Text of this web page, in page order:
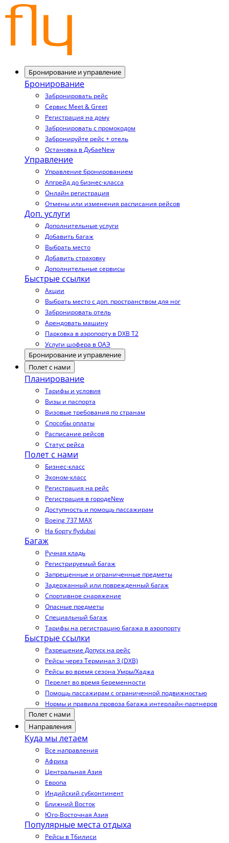
Бронирование и управление
Бронирование
Забронировать рейс
Сервис Meet & Greet
Регистрация на дому
Забронировать с промокодом
Забронируйте рейс + отель
Остановка в ДубаеNew
Управление
Управление бронированием
Апгрейд до бизнес-класса
Онлайн регистрация
Отмены или изменения расписания рейсов
Доп. услуги
Дополнительные услуги
Добавить багаж
Выбрать место
Добавить страховку
Дополнительные сервисы
Быстрые ссылки
Акции
Выбрать место с доп. пространством для ног
Забронировать отель
Арендовать машину
Парковка в аэропорту в DXB T2
Услуги шофера в ОАЭ
Бронирование и управление
Полет с нами
Планирование
Тарифы и условия
Визы и паспорта
Визовые требования по странам
Способы оплаты
Расписание рейсов
Статус рейса
Полет с нами
Бизнес-класс
Эконом-класс
Регистрация на рейс
Регистрация в городеNew
Доступность и помощь пассажирам
Boeing 737 MAX
На борту flydubai
Багаж
Ручная кладь
Регистрируемый багаж
Запрещенные и ограниченные предметы
Задержанный или поврежденный багаж
Спортивное снаряжение
Опасные предметы
Специальный багаж
Тарифы на регистрацию багажа в аэропорту
Быстрые ссылки
Разрешение Допуск на рейс
Рейсы через Терминал 3 (DXB)
Рейсы во время сезона Умры/Хаджа
Перелет во время беременности
Помощь пассажирам с ограниченной подвижностью
Нормы и правила провоза багажа интерлайн-партнеров
Полет с нами
Направления
Куда мы летаем
Все направления
Африка
Центральная Азия
Европа
Индийский субконтинент
Ближний Восток
Юго-Восточная Азия
Популярные места отдыха
Рейсы в Тбилиси